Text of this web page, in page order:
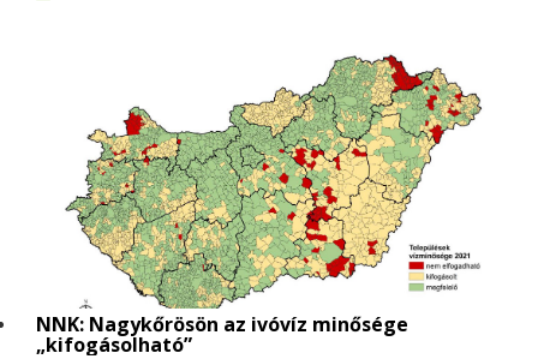
NNK: Nagykőrösön az ivóvíz minősége
„kifogásolható”